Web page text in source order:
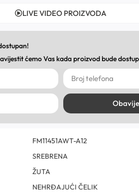
LIVE VIDEO PROIZVODA
ćemo Vas kada proizvod bude
FM11451AWT-A12
SREBRENA
ŽUTA
NEHRĐAJUĆI ČELIK